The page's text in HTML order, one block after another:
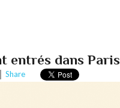
entrés dans Paris
Share